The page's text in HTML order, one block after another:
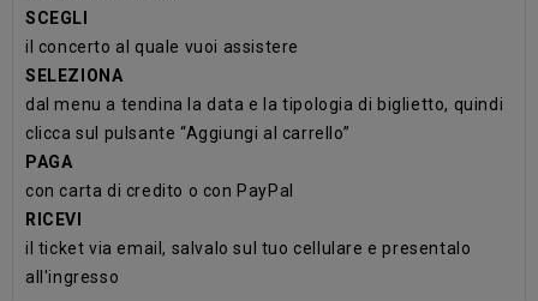
SCEGLI
il concerto al quale vuoi assistere
SELEZIONA
dal menu a tendina la data e la tipologia di biglietto, quindi
clicca sul pulsante “Aggiungi al carrello”
PAGA
con carta di credito o con PayPal
RICEVI
il ticket via email, salvalo sul tuo cellulare e presentalo
all'ingresso